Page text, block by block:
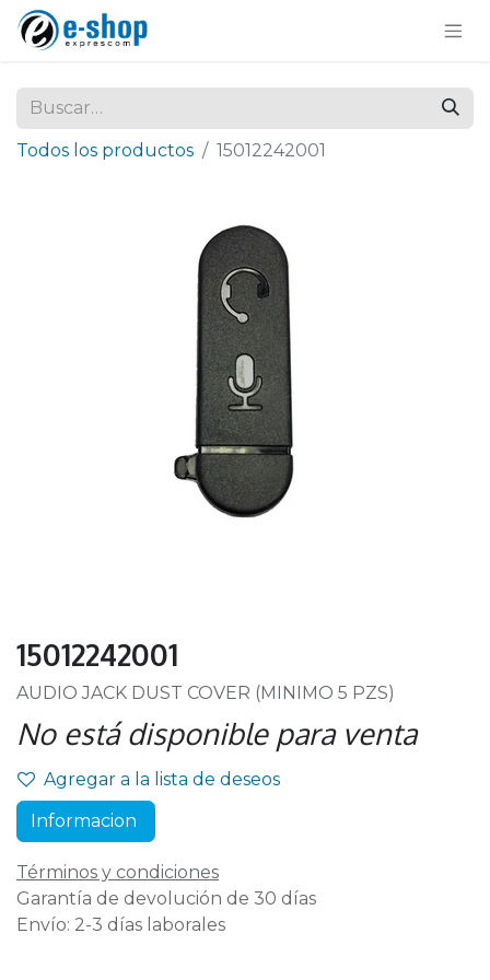
Todos los productos 15012242001
15012242001
AUDIO JACK DUST COVER (MINIMO 5 PZS)
No está disponible para venta
Agregar a la lista de deseos
Informacion
Términos y condiciones
Garantía de devolución de 30 días
Envío: 2-3 días laborales